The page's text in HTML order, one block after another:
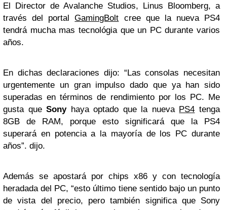
El Director de Avalanche Studios, Linus Bloomberg, a
través del portalGamingBolt cree que la nueva PS4
tendrá mucha mas tecnológia que un PC durante varios
años.
En dichas declaraciones dijo: “Las consolas necesitan
urgentemente un gran impulso dado que ya han sido
superadas en términos de rendimiento por los PC. Me
gusta queSonyhaya optado que la nueva PS4 tenga
8GB de RAM, porque esto significará que la PS4
superará en potencia a la mayoría de los PC durante
años”. dijo.
Además se apostará por chips x86 y con tecnología
heradada del PC, “esto último tiene sentido bajo un punto
de vista del precio, pero también significa que Sony